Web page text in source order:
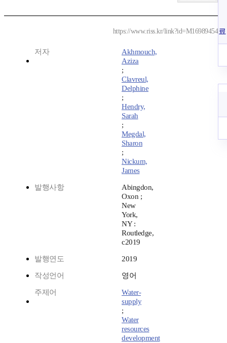
https://www.riss.kr/link?id=M16989454
저자
Akhmouch,
Aziza
;
Clavreul,
Delphine
;
Hendry,
Sarah
;
Megdal,
Sharon
;
Nickum,
James
발행사항
Abingdon,
Oxon ;
New
York,
NY :
Routledge,
c2019
발행연도 2019
작성언어 영어
주제어
Water-
supply
;
Water
resources
development
료